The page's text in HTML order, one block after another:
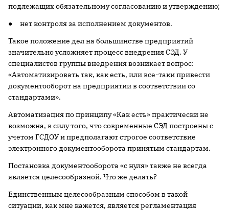
подлежащих обязательному согласованию и утверждению;
● нет контроля за исполнением документов.
Такое положение дел на большинстве предприятий
значительно усложняет процесс внедрения СЭД. У
специалистов группы внедрения возникает вопрос:
«Автоматизировать так, как есть, или все-таки привести
документооборот на предприятии в соответствии со
стандартами».
Автоматизация по принципу «Как есть» практически не
возможна, в силу того, что современные СЭД построены с
учетом ГСДОУ и предполагают строгое соответствие
электронного документооборота принятым стандартам.
Постановка документооборота «с нуля» также не всегда
является целесообразной. Что же делать?
Единственным целесообразным способом в такой
ситуации, как мне кажется, является регламентация